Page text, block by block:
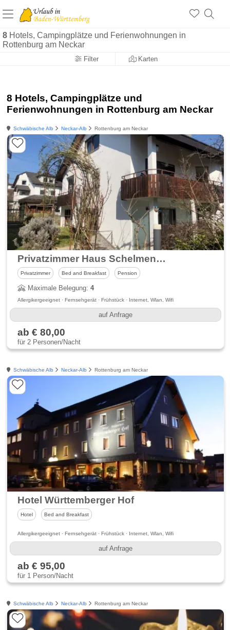
8 Hotels, Campingplätze und Ferienwohnungen in
Rottenburg am Neckar
Filter Karten
8 Hotels, Campingplätze und
Ferienwohnungen in Rottenburg am Neckar
Schwäbische Alb Neckar-Alb Rottenburg am Neckar
Privatzimmer Haus Schelmenglück
Privatzimmer Bed and Breakfast Pension
Maximale Belegung:4
Allergikergeeignet · Fernsehgerät · Frühstück · Internet, Wlan, Wifi
auf Anfrage
ab € 80,00
für 2 Personen/Nacht
Schwäbische Alb Neckar-Alb Rottenburg am Neckar
Hotel Württemberger Hof
Hotel Bed and Breakfast
Allergikergeeignet · Fernsehgerät · Frühstück · Internet, Wlan, Wifi
auf Anfrage
ab € 95,00
für 1 Person/Nacht
Schwäbische Alb Neckar-Alb Rottenburg am Neckar